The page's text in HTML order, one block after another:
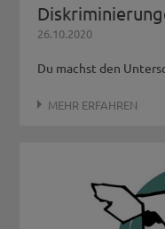
26.10.2020
Du machst den
MEHR ERFAHREN